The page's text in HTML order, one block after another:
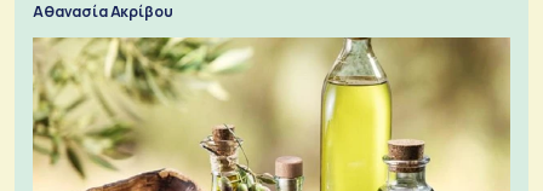
Αθανασία Ακρίβου